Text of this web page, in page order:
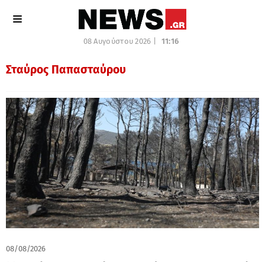
08 Αυγούστου 2026 | 11:16
Σταύρος Παπασταύρου
08/08/2026